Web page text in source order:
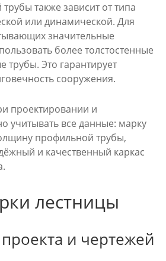
также зависит от типа
или динамической. Для
значительные
более толстостенные
трубы. Это гарантирует
сооружения.
проектировании и
учитывать все данные: марку
профильной трубы,
и качественный каркас
лестницы
и чертежей